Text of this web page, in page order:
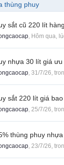
thùng phuy
sắt cũ 220 lít
, Hôm qua,
nhựa 30 lít giá
, 31/7/26,
sắt 220 lít giá
, 25/7/26,
thùng phuy
, 23/7/26,